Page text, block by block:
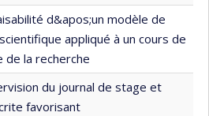
d&apos;un modèle de
appliqué à un cours de
de la recherche
du journal de stage et
favorisant